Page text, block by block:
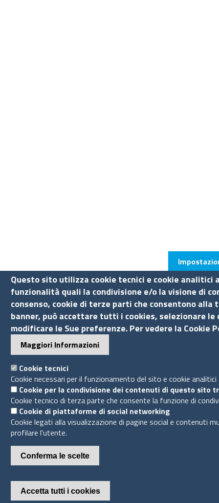
Questo sito utilizza cookie tecnici e cookie analitici
funzionalità quali la condivisione e/o la visione di
consenso, cookie di terze parti che consentono
banner, può accettare tutti i cookies, selezionare
modificare le Sue preferenze. Per vedere la Cookie
Maggiori Informazioni
Cookie tecnici
Cookie necessari per il funzionamento del sito e cookie
Cookie per la condivisione dei contenuti di questo
Cookie tecnico di terza parte che consente la funzione di
Cookie di piattaforme di social networking
Cookie legati alla visualizzazione di pagine social e contenuti
profilare l'utente.
Conferma le scelte
Accetta tutti i cookies